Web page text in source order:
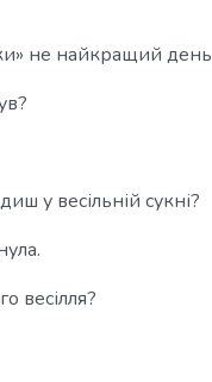
не найкращий
у весільній сукні?
весілля?